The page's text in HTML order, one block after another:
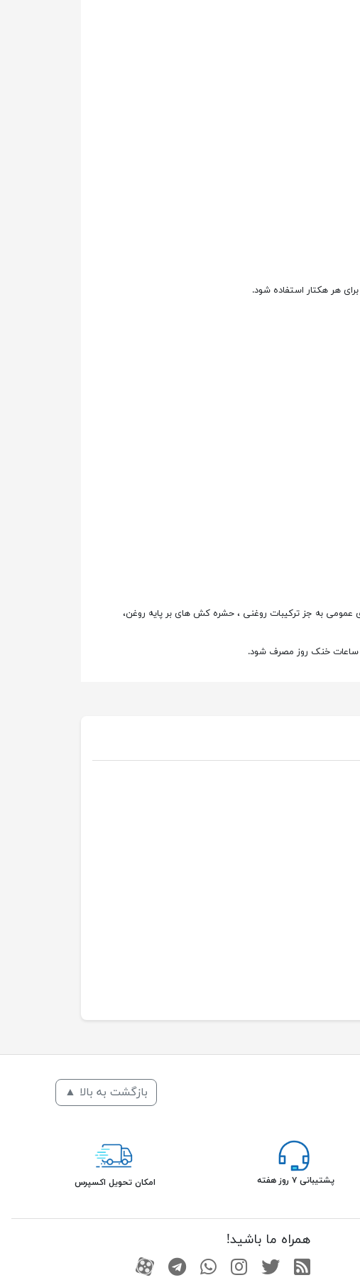
به جز ترکیبات روغنی ، حشره کش های بر پایه روغن،
بازگشت به بالا ▲
پشتیبانی ۷ روز هفته امکان تحویل اکسپرس
همراه ما باشید!
RSS توییتراینستاگرام
واتساپتلگرامآپارات